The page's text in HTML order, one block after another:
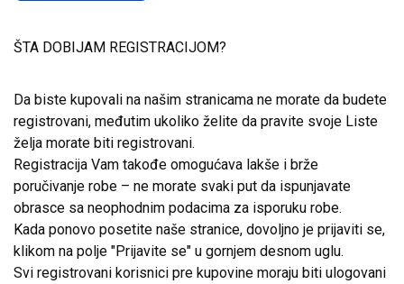
ŠTA DOBIJAM REGISTRACIJOM?
Da biste kupovali na našim stranicama ne morate da budete
registrovani, međutim ukoliko želite da pravite svoje Liste
želja morate biti registrovani.
Registracija Vam takođe omogućava lakše i brže
poručivanje robe – ne morate svaki put da ispunjavate
obrasce sa neophodnim podacima za isporuku robe.
Kada ponovo posetite naše stranice, dovoljno je prijaviti se,
klikom na polje "Prijavite se" u gornjem desnom uglu.
Svi registrovani korisnici pre kupovine moraju biti ulogovani